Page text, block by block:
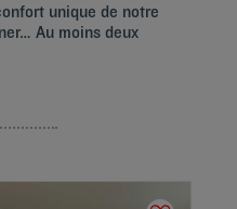
unique de notre
Au moins deux